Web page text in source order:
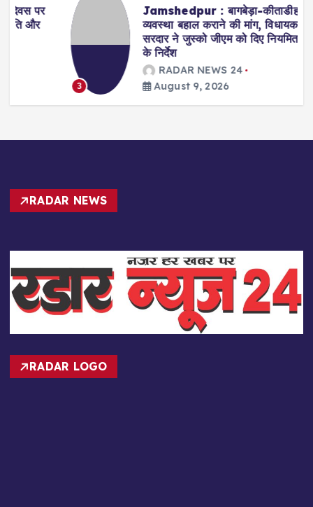
Jamshedpur : बागबेड़ा-कीताडीह में सफाई
व्यवस्था बहाल कराने की मांग, विधायक संजीव
सरदार ने जुस्को जीएम को दिए नियमित सफाई
के निर्देश
RADAR NEWS 24
August 9, 2026
RADAR NEWS
RADAR LOGO